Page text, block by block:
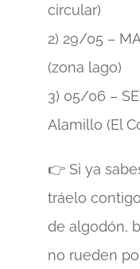
circular)
2) 29/05 –
(zona lago)
3) 05/06 –
Alamillo (El
👉 Si ya
tráelo
de algodón,
no rueden